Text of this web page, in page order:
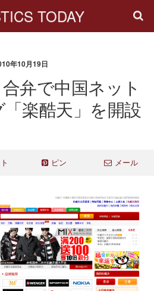
TODAY
年10月19日
弁で中国ネット
楽酷天」を開設
ピン メール